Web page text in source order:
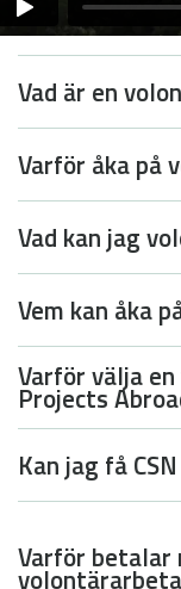
Vad är en
Varför åka på
Vad kan jag
Vem kan åka
Varför välja
Projects
Kan jag få
Varför